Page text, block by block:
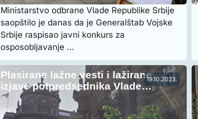
Ministarstvo odbrane Vlade Republike Srbije
saopštilo je danas da je Generalštab Vojske
Srbije raspisao javni konkurs za
osposobljavanje …
19.10.2023.
Plasirane lažne vesti i lažirane
izjave potpredsednika Vlade…